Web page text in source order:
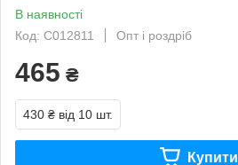
В наявності
Код: С012811
Опт і роздріб
465 ₴
430 ₴ від 10 шт.
Купити